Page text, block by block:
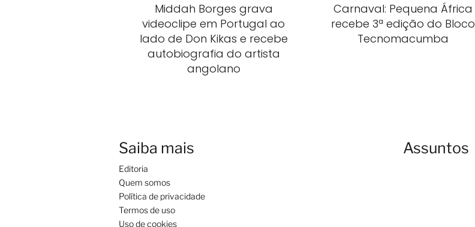
Middah Borges grava
videoclipe em Portugal ao
lado de Don Kikas e recebe
autobiografia do artista
angolano
Carnaval: Pequena África
recebe 3ª edição do Bloco
Tecnomacumba
Saiba mais
Editoria
Quem somos
Política de privacidade
Termos de uso
Uso de cookies
Assuntos